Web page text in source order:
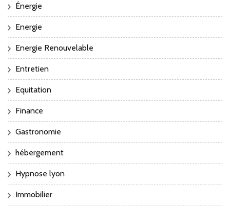
Énergie
Energie
Energie Renouvelable
Entretien
Equitation
Finance
Gastronomie
hébergement
Hypnose lyon
Immobilier